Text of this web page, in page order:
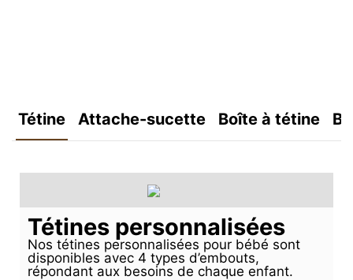
Tétine Attache-sucette Boîte à tétine
Tétines personnalisées
Nos tétines personnalisées pour bébé sont
disponibles avec 4 types d’embouts,
répondant aux besoins de chaque enfant.